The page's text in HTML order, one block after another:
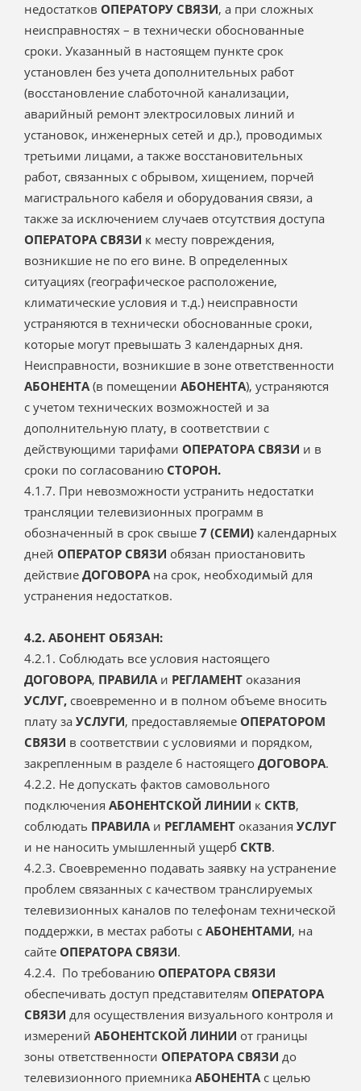
недостатков ОПЕРАТОРУ СВЯЗИ, а при сложных
неисправностях – в технически обоснованные
сроки. Указанный в настоящем пункте срок
установлен без учета дополнительных работ
(восстановление слаботочной канализации,
аварийный ремонт электросиловых линий и
установок, инженерных сетей и др.), проводимых
третьими лицами, а также восстановительных
работ, связанных с обрывом, хищением, порчей
магистрального кабеля и оборудования связи, а
также за исключением случаев отсутствия доступа
ОПЕРАТОРА СВЯЗИ к месту повреждения,
возникшие не по его вине. В определенных
ситуациях (географическое расположение,
климатические условия и т.д.) неисправности
устраняются в технически обоснованные сроки,
которые могут превышать 3 календарных дня.
Неисправности, возникшие в зоне ответственности
АБОНЕНТА(в помещении АБОНЕНТА), устраняются
с учетом технических возможностей и за
дополнительную плату, в соответствии с
действующими тарифами ОПЕРАТОРА СВЯЗИ и в
сроки по согласованию СТОРОН.
4.1.7. При невозможности устранить недостатки
трансляции телевизионных программ в
обозначенный в срок свыше 7 (СЕМИ) календарных
дней ОПЕРАТОР СВЯЗИ обязан приостановить
действие ДОГОВОРАна срок, необходимый для
устранения недостатков.
4.2. АБОНЕНТ ОБЯЗАН:
4.2.1. Соблюдать все условия настоящего
ДОГОВОРА, ПРАВИЛАи РЕГЛАМЕНТ оказания
УСЛУГ, своевременно и в полном объеме вносить
плату за УСЛУГИ, предоставляемые ОПЕРАТОРОМ
СВЯЗИ в соответствии с условиями и порядком,
закрепленным в разделе 6 настоящего ДОГОВОРА.
4.2.2. Не допускать фактов самовольного
подключения АБОНЕНТСКОЙ ЛИНИИ к СКТВ,
соблюдать ПРАВИЛАи РЕГЛАМЕНТ оказания УСЛУГ
и не наносить умышленный ущерб СКТВ.
4.2.3. Своевременно подавать заявку на устранение
проблем связанных с качеством транслируемых
телевизионных каналов по телефонам технической
поддержки, в местах работы с АБОНЕНТАМИ, на
сайте ОПЕРАТОРА СВЯЗИ.
4.2.4. По требованию ОПЕРАТОРА СВЯЗИ
обеспечивать доступ представителям ОПЕРАТОРА
СВЯЗИ для осуществления визуального контроля и
измерений АБОНЕНТСКОЙ ЛИНИИ от границы
зоны ответственности ОПЕРАТОРА СВЯЗИ до
телевизионного приемника АБОНЕНТАс целью